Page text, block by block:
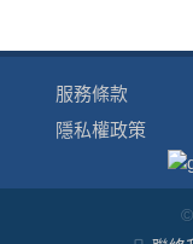
服務條款
隱私權政策